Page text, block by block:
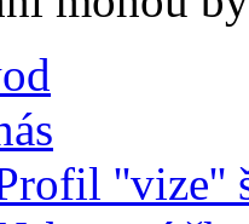
''vize''